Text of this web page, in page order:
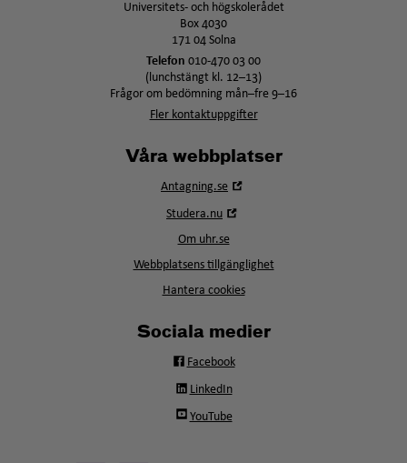
Universitets- och högskolerådet
Box 4030
171 04 Solna
Telefon 010-470 03 00
(lunchstängt kl. 12–13)
Frågor om bedömning mån–fre 9–16
Fler kontaktuppgifter
Våra webbplatser
Antagning.se
Studera.nu
fönster
Om uhr.se
Webbplatsens tillgänglighet
Hantera cookies
Sociala medier
Facebook
LinkedIn
YouTube